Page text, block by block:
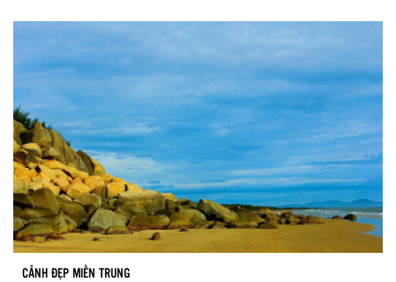
CẢNH ĐẸP MIỀN TRUNG